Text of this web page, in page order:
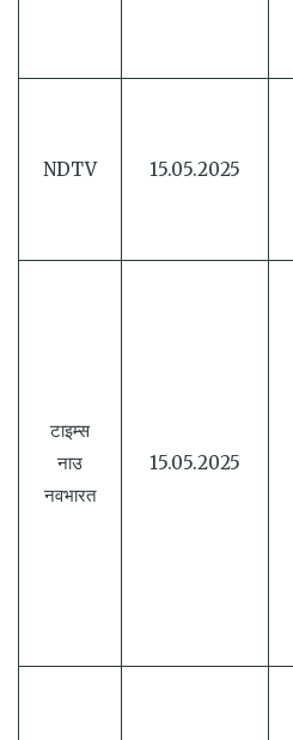
NDTV 15.05.2025
टाइम्स
नाउ
नवभारत
15.05.2025